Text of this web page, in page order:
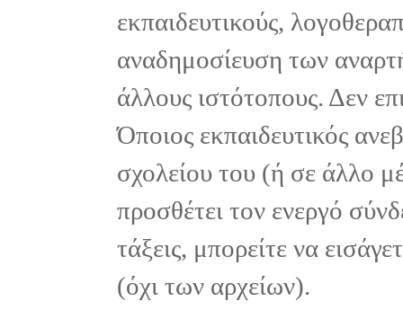
εκπαιδευτικούς,
αναδημοσίευση των
άλλους ιστότοπους. Δεν
Όποιος εκπαιδευτικός
σχολείου του (ή σε άλλο
προσθέτει τον ενεργό
τάξεις, μπορείτε να
(όχι των αρχείων).